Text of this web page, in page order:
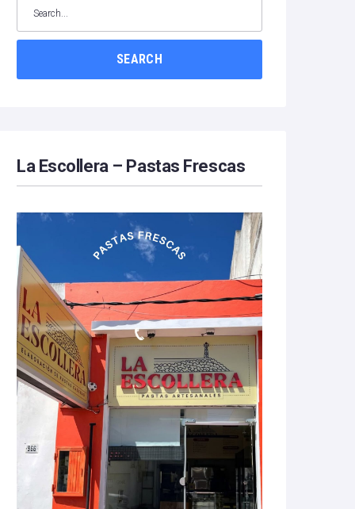
SEARCH
La Escollera – Pastas Frescas